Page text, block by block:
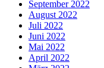
September 2022
August 2022
Juli 2022
Juni 2022
Mai 2022
April 2022